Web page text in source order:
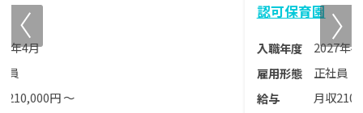
認可保育園
入職年度
給与